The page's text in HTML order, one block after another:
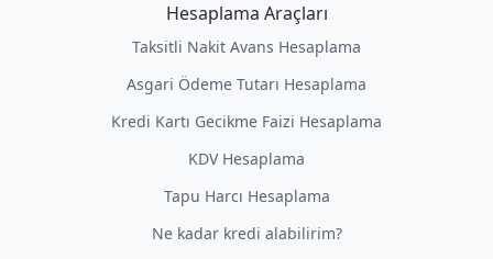
Hesaplama Araçları
Taksitli Nakit Avans Hesaplama
Asgari Ödeme Tutarı Hesaplama
Kredi Kartı Gecikme Faizi Hesaplama
KDV Hesaplama
Tapu Harcı Hesaplama
Ne kadar kredi alabilirim?